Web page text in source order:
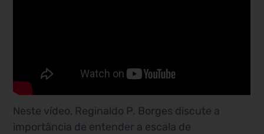
Neste vídeo, Reginaldo P. Borges discute a
importância de entender a escala de